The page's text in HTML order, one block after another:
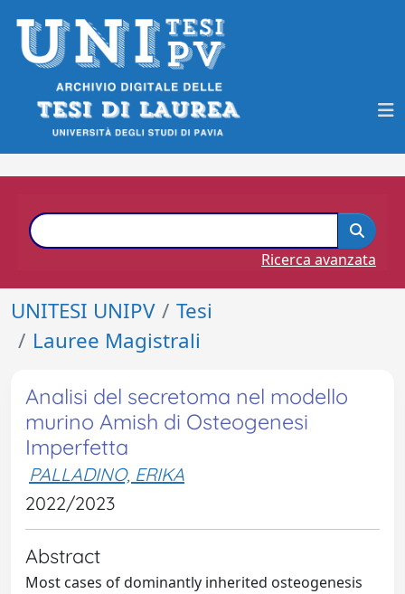
Ricerca avanzata
UNITESI UNIPV
Tesi
Lauree Magistrali
Analisi del secretoma nel modello
murino Amish di Osteogenesi
Imperfetta
PALLADINO, ERIKA
2022/2023
Abstract
Most cases of dominantly inherited osteogenesis